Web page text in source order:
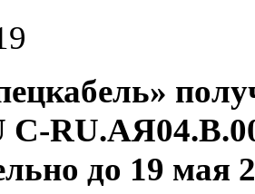
до 19 мая